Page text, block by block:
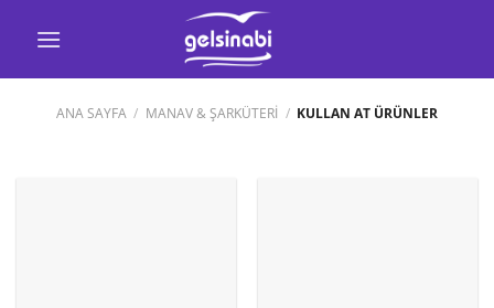
ANA SAYFA / MANAV & ŞARKÜTERİ / KULLAN AT ÜRÜNLER